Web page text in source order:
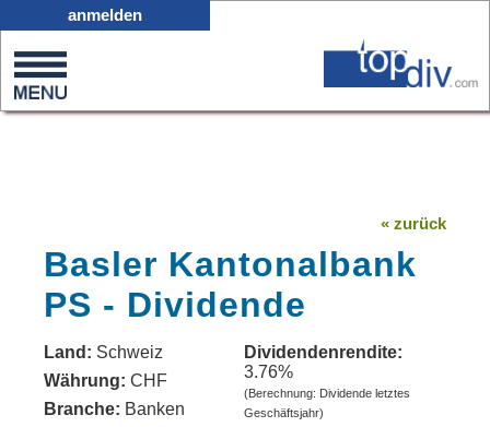
0
on
anmelden
« zurück
Basler Kantonalbank
PS - Dividende
Land: Schweiz
Währung: CHF
Branche: Banken
Dividendenrendite:
3.76%
(Berechnung: Dividende letztes
Geschäftsjahr)